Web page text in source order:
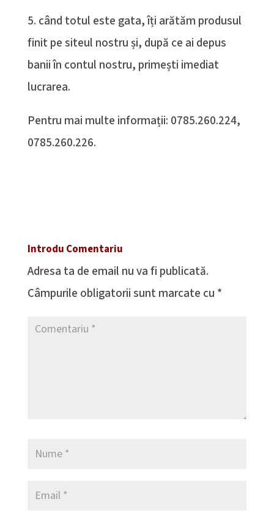
5. când totul este gata, îți arătăm produsul
finit pe siteul nostru și, după ce ai depus
banii în contul nostru, primești imediat
lucrarea.
Pentru mai multe informații: 0785.260.224,
0785.260.226.
Introdu Comentariu
Adresa ta de email nu va fi publicată.
Câmpurile obligatorii sunt marcate cu *